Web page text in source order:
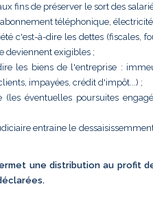
fins de préserver le sort des
téléphonique, électricité,
c'est-à-dire les dettes (fiscales,
deviennent exigibles ;
les biens de l'entreprise :
impayées, crédit d'impôt...) ;
(les éventuelles poursuites
entraine le
une distribution au profit